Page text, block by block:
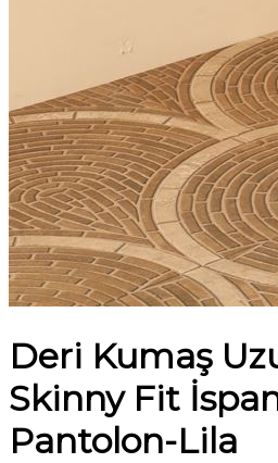
Deri Kumaş
Skinny Fit
Pantolon-Lila